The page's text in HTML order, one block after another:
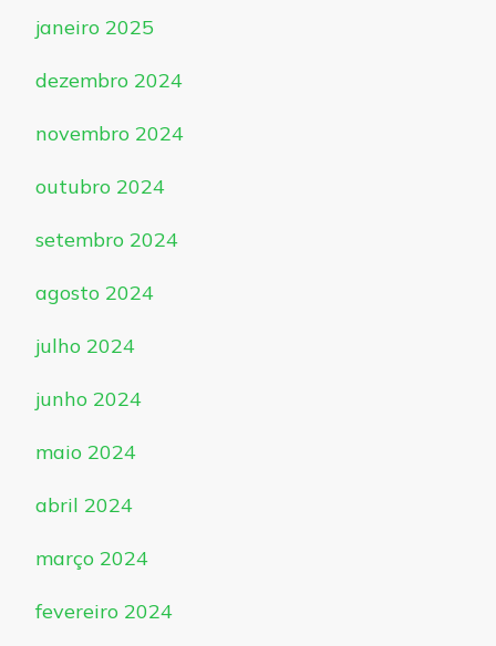
janeiro 2025
dezembro 2024
novembro 2024
outubro 2024
setembro 2024
agosto 2024
julho 2024
junho 2024
maio 2024
abril 2024
março 2024
fevereiro 2024